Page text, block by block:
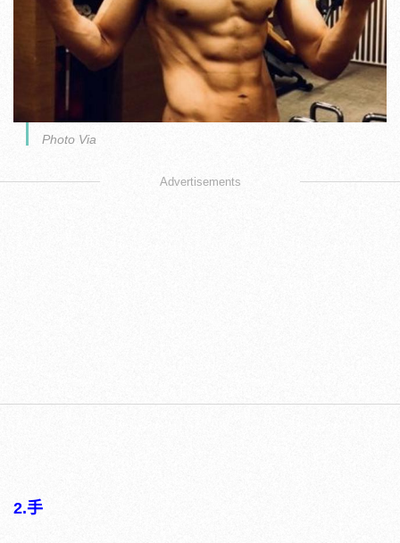
Photo Via
Advertisements
2.手